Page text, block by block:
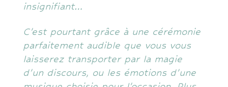
insignifiant…
C’est pourtant grâce à une cérémonie
parfaitement audible que vous vous
laisserez transporter par la magie
d’un discours, ou les émotions d’une